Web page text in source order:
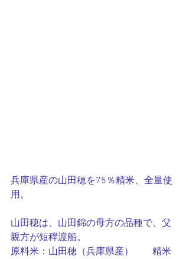
兵庫県産の山田穂を75％精米、全量使
用。
山田穂は、山田錦の母方の品種で、父
親方が短稈渡船。
原料米：山田穂（兵庫県産）　　精米